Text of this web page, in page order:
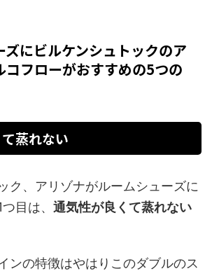
ズにビルケンシュトックのア
コフローがおすすめの5つの
蒸れない
ク、アリゾナがルームシューズに
目は、 通気性が良くて蒸れない
ンの特徴はやはりこのダブルのス